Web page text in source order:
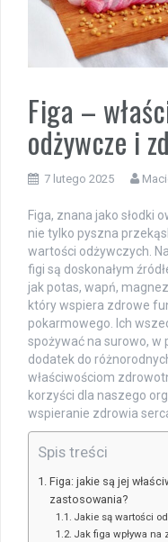
Figa –
odżywcze i
7 lutego 2025
Figa, znana jako słodki
nie tylko pyszna
wartości odżywczych.
figi są doskonałym
jak potas, wapń,
który wspiera zdrowe
pokarmowego. Ich
spożywać na surowo, w
dodatek do
właściwościom
korzyści dla naszego
wspieranie zdrowia
Spis treści
Figa: jakie są jej
zastosowania?
Jakie są wartości
Jak figa wpływa